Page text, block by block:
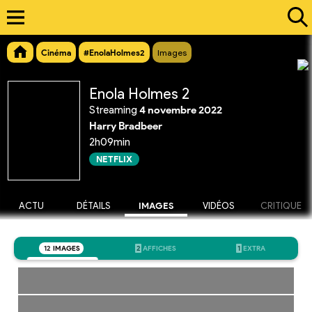
Cinéma #EnolaHolmes2 Images
Enola Holmes 2
Streaming 4 novembre 2022
Harry Bradbeer
2h09min
NETFLIX
ACTU DÉTAILS IMAGES VIDÉOS CRITIQUE
12 IMAGES 2 AFFICHES 1 EXTRA